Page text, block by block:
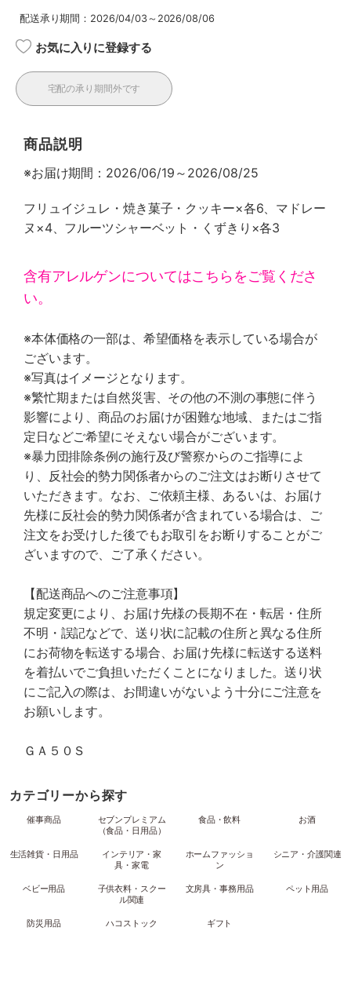
配送承り期間：2026/04/03～2026/08/06
お気に入りに登録する
宅配の承り期間外です
商品説明
※お届け期間：2026/06/19～2026/08/25
フリュイジュレ・焼き菓子・クッキー×各6、マドレー
ヌ×4、フルーツシャーベット・くずきり×各3
含有アレルゲンについてはこちらをご覧くださ
い。
※本体価格の一部は、希望価格を表示している場合が
ございます。
※写真はイメージとなります。
※繁忙期または自然災害、その他の不測の事態に伴う
影響により、商品のお届けが困難な地域、またはご指
定日などご希望にそえない場合がございます。
※暴力団排除条例の施行及び警察からのご指導によ
り、反社会的勢力関係者からのご注文はお断りさせて
いただきます。なお、ご依頼主様、あるいは、お届け
先様に反社会的勢力関係者が含まれている場合は、ご
注文をお受けした後でもお取引をお断りすることがご
ざいますので、ご了承ください。
【配送商品へのご注意事項】
規定変更により、お届け先様の長期不在・転居・住所
不明・誤記などで、送り状に記載の住所と異なる住所
にお荷物を転送する場合、お届け先様に転送する送料
を着払いでご負担いただくことになりました。送り状
にご記入の際は、お間違いがないよう十分にご注意を
お願いします。
ＧＡ５０Ｓ
カテゴリーから探す
催事商品
セブンプレミアム
（食品・日用品）
食品・飲料 お酒
生活雑貨・日用品
インテリア・家
具・家電
ホームファッショ
ン
シニア・介護関連
ベビー用品
子供衣料・スクー
ル関連
文房具・事務用品 ペット用品
防災用品 ハコストック ギフト